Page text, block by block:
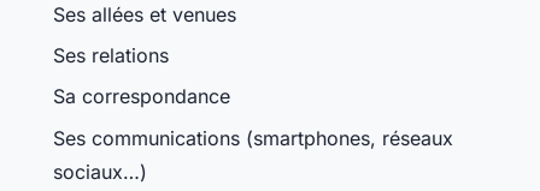
Ses allées et venues
Ses relations
Sa correspondance
Ses communications (smartphones, réseaux
sociaux…)